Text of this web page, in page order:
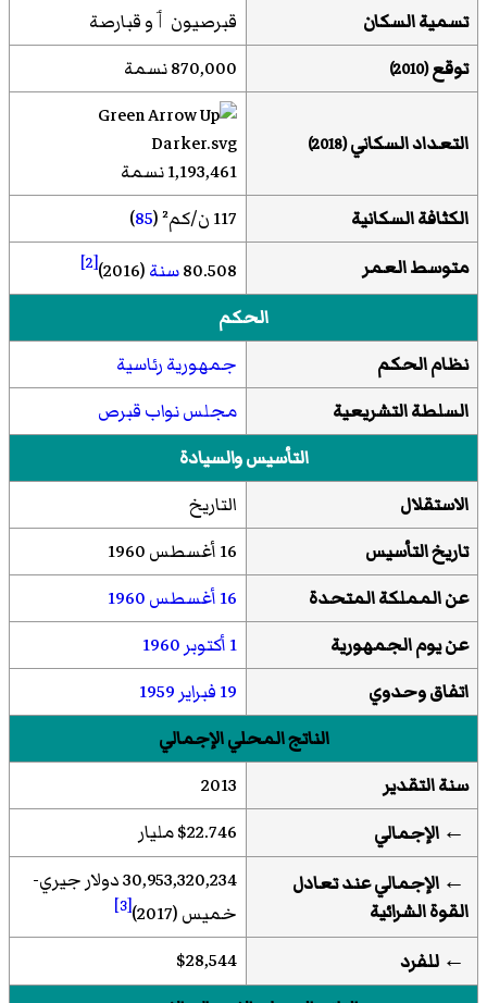
تسمية السكان
قبرصيون ٲو قبارصة
توقع(2010) 870,000 نسمة
التعداد السكاني(2018)
1,193,461 نسمة
الكثافة السكانية
117 ن/كم² ( 85
)
متوسط العمر
80.508سنة(2016)
[2]
الحكم
نظام الحكم
جمهورية رئاسية
السلطة التشريعية
مجلس نواب قبرص
التأسيس والسيادة
الاستقلال
التاريخ
تاريخ التأسيس
16 أغسطس 1960
عنالمملكة المتحدة 16 أغسطس
1960
عن يوم الجمهورية
1 أكتوبر
1960
اتفاق وحدوي
19 فبراير
1959
الناتج المحلي الإجمالي
سنة التقدير
2013
← الإجمالي
$22.746 مليار
← الإجمالي عند تعادل
القوة الشرائية
30,953,320,234 دولار جيري-
خميس (2017)
[3]
← للفرد
$28,544